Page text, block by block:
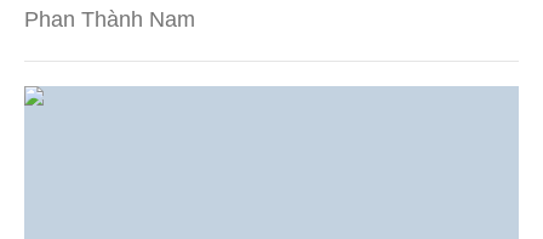
Phan Thành Nam